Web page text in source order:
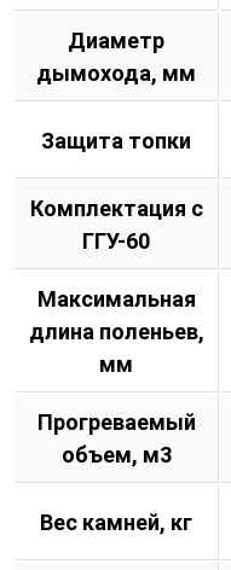
Диаметр
дымохода, мм
Защита топки
Комплектация с
ГГУ-60
Максимальная
длина поленьев,
мм
Прогреваемый
объем, м3
Вес камней, кг